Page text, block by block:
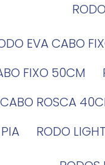
EVA CABO
FIXO 50CM
CABO ROSCA
RODO LIGHT